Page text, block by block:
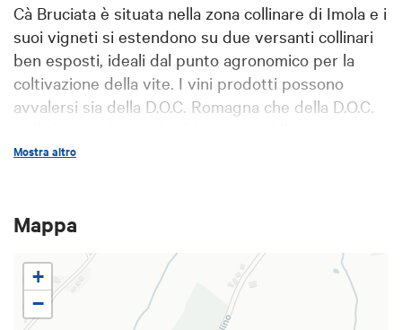
Cà Bruciata è situata nella zona collinare di Imola e i
suoi vigneti si estendono su due versanti collinari
ben esposti, ideali dal punto agronomico per la
coltivazione della vite. I vini prodotti possono
avvalersi sia della D.O.C. Romagna che della D.O.C.
Trebbiano, Pignoletto, Malvasia, Traminer,
Mostra altro
Mappa
+
−